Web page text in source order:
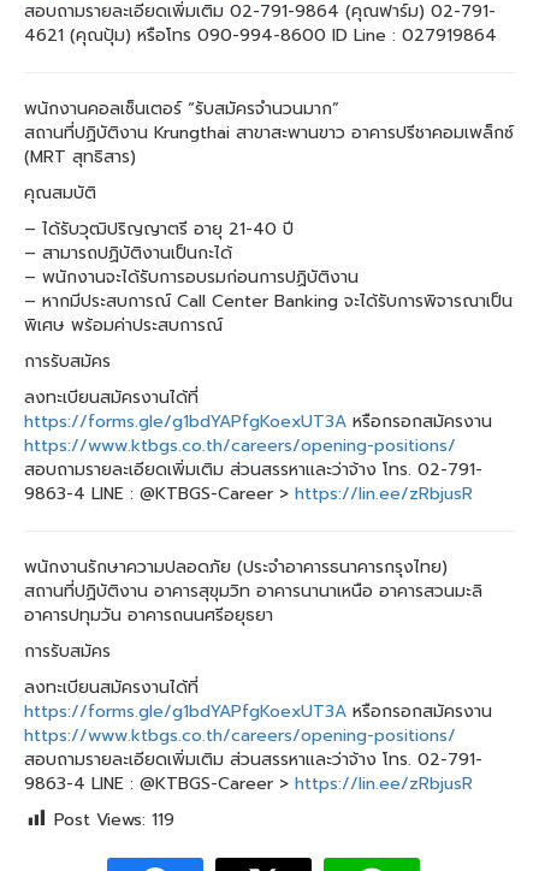
สอบถามรายละเอียดเพิ่มเติม 02-791-9864 (คุณฟาร์ม) 02-791-
4621 (คุณปุ้ม) หรือโทร 090-994-8600 ID Line : 027919864
พนักงานคอลเซ็นเตอร์ “รับสมัครจำนวนมาก”
สถานที่ปฏิบัติงาน Krungthai สาขาสะพานขาว อาคารปรีชาคอมเพล็กซ์
(MRT สุทธิสาร)
คุณสมบัติ
– ได้รับวุฒิปริญญาตรี อายุ 21-40 ปี
– สามารถปฏิบัติงานเป็นกะได้
– พนักงานจะได้รับการอบรมก่อนการปฏิบัติงาน
– หากมีประสบการณ์ Call Center Banking จะได้รับการพิจารณาเป็น
พิเศษ พร้อมค่าประสบการณ์
การรับสมัคร
ลงทะเบียนสมัครงานได้ที่
https://forms.gle/g1bdYAPfgKoexUT3A หรือกรอกสมัครงาน
https://www.ktbgs.co.th/careers/opening-positions/
สอบถามรายละเอียดเพิ่มเติม ส่วนสรรหาและว่าจ้าง โทร. 02-791-
9863-4 LINE : @KTBGS-Career > https://lin.ee/zRbjusR
พนักงานรักษาความปลอดภัย (ประจำอาคารธนาคารกรุงไทย)
สถานที่ปฏิบัติงาน อาคารสุขุมวิท อาคารนานาเหนือ อาคารสวนมะลิ
อาคารปทุมวัน อาคารถนนศรีอยุธยา
การรับสมัคร
ลงทะเบียนสมัครงานได้ที่
https://forms.gle/g1bdYAPfgKoexUT3A หรือกรอกสมัครงาน
https://www.ktbgs.co.th/careers/opening-positions/
สอบถามรายละเอียดเพิ่มเติม ส่วนสรรหาและว่าจ้าง โทร. 02-791-
9863-4 LINE : @KTBGS-Career > https://lin.ee/zRbjusR
Post Views: 119